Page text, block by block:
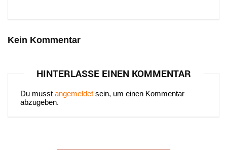
Kein Kommentar
HINTERLASSE EINEN KOMMENTAR
Du musst angemeldet sein, um einen Kommentar
abzugeben.